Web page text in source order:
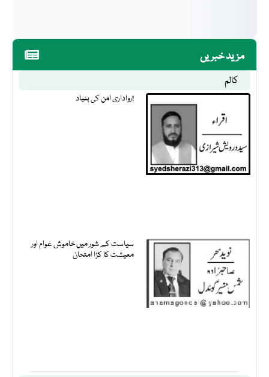
مزید خبریں
کالم
رواداری امن کی بنیاد!
سیاست کے شور میں خاموش عوام اور
معیشت کا کڑا امتحان